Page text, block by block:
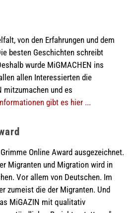
von den Erfahrungen und dem
besten Geschichten schreibt
wurde MiGMACHEN ins
allen Interessierten die
mitzumachen und es
gibt es hier ...
Online Award ausgezeichnet.
Migranten und Migration wird in
Vor allem von Deutschen. Im
zumeist die der Migranten. Und
MiGAZIN mit qualitativ